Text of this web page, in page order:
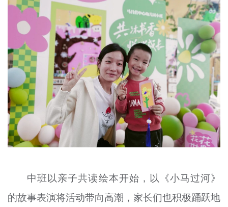
中班以亲子共读绘本开始，以《小马过河》
的故事表演将活动带向高潮，家长们也积极踊跃地